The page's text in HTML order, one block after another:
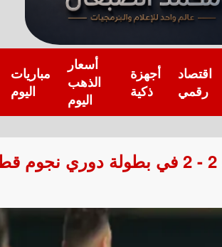
مباريات
اليوم
أسعار
الذهب
اليوم
أجهزة
ذكية
اقتصاد
رقمي